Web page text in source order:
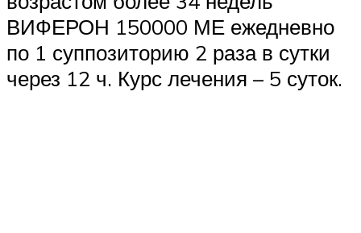
ВИФЕРОН 150000 МЕ ежедневно
по 1 суппозиторию 2 раза в сутки
через 12 ч. Курс лечения – 5 суток.